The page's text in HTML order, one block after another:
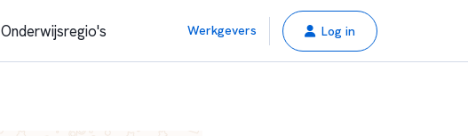
Onderwijsregio's Werkgevers Log in